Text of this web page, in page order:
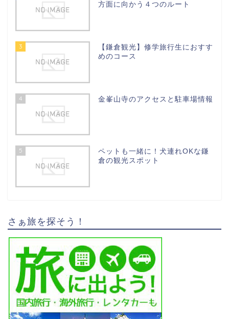
方面に向かう４つのルート
3
【鎌倉観光】修学旅行生におすす
めのコース
4 金峯山寺のアクセスと駐車場情報
5
ペットも一緒に！犬連れOKな鎌
倉の観光スポット
さぁ旅を探そう！